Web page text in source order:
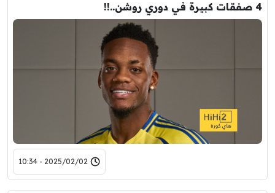
4 صفقات كبيرة في دوري روشن..!!
2025/02/02 - 10:34